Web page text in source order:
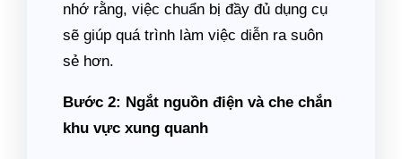
nhớ rằng, việc chuẩn bị đầy đủ dụng cụ
sẽ giúp quá trình làm việc diễn ra suôn
sẻ hơn.
Bước 2: Ngắt nguồn điện và che chắn
khu vực xung quanh